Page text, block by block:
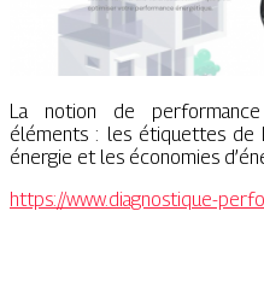
La notion de
éléments : les étiquettes de
énergie et les économies
https://www.diagnostique-